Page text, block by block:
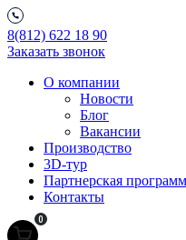
8(812) 622 18 90
Заказать звонок
О компании
Новости
Блог
Вакансии
Производство
3D-тур
Партнерская
Контакты
0